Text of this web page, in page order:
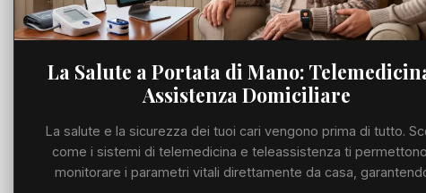
Utilità
Meteo
Eventi
La Salute a Portata di Mano:
Assistenza Domiciliare
La salute e la sicurezza dei tuoi cari vengono prima di tutto.
come i sistemi di telemedicina e teleassistenza ti
monitorare i parametri vitali direttamente da casa,